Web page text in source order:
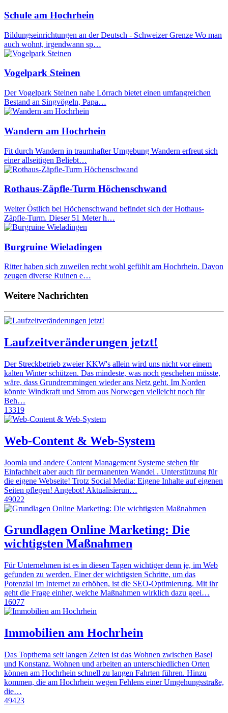
Schule am Hochrhein
Bildungseinrichtungen an der Deutsch - Schweizer Grenze Wo man
auch wohnt, irgendwann sp…
Vogelpark Steinen
Der Vogelpark Steinen nahe Lörrach bietet einen umfangreichen
Bestand an Singvögeln, Papa…
Wandern am Hochrhein
Fit durch Wandern in traumhafter Umgebung Wandern erfreut sich
einer allseitigen Beliebt…
Rothaus-Zäpfle-Turm Höchenschwand
Weiter Östlich bei Höchenschwand befindet sich der Hothaus-
Zäpfle-Turm. Dieser 51 Meter h…
Burgruine Wieladingen
Ritter haben sich zuweilen recht wohl gefühlt am Hochrhein. Davon
zeugen diverse Ruinen e…
Weitere Nachrichten
Laufzeitveränderungen jetzt!
Der Streckbetrieb zweier KKW's allein wird uns nicht vor einem
kalten Winter schützen. Das mindeste, was noch geschehen müsste,
wäre, dass Grundremmingen wieder ans Netz geht. Im Norden
könnte Windkraft und Strom aus Norwegen vielleicht noch für
Beh…
13319
Web-Content & Web-System
Joomla und andere Content Management Systeme stehen für
Einfachheit aber auch für permanenten Wandel . Unterstützung für
die eigene Webseite! Trotz Social Media: Eigene Inhalte auf eigenen
Seiten pflegen! Angebot! Aktualisierun…
49022
Grundlagen Online Marketing: Die
wichtigsten Maßnahmen
Für Unternehmen ist es in diesen Tagen wichtiger denn je, im Web
gefunden zu werden. Einer der wichtigsten Schritte, um das
Potenzial im Internet zu erhöhen, ist die SEO-Optimierung. Mit ihr
geht die Frage einher, welche Maßnahmen wirklich dazu geei…
16077
Immobilien am Hochrhein
Das Topthema seit langen Zeiten ist das Wohnen zwischen Basel
und Konstanz. Wohnen und arbeiten an unterschiedlichen Orten
können am Hochrhein schnell zu langen Fahrten führen. Hinzu
kommen, die am Hochrhein wegen Fehlens einer Umgehungsstraße,
die…
49423